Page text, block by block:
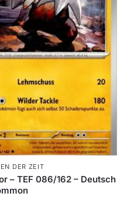
DER ZEIT
– TEF 086/162 – Deutsch